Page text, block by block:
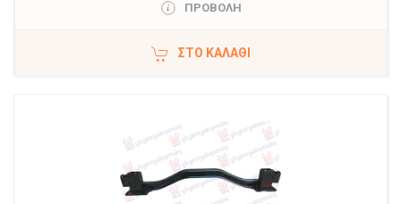
ΠΡΟΒΟΛΗ
ΣΤΟ ΚΑΛΆΘΙ